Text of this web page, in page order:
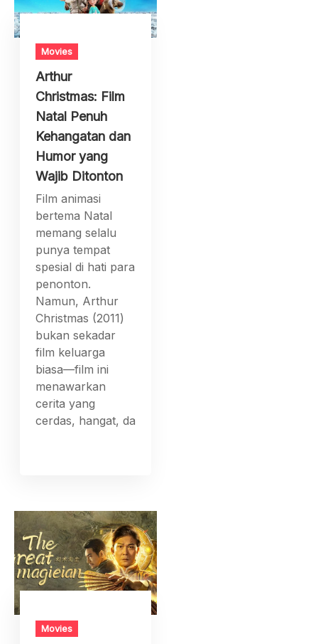
Movies
Arthur
Christmas: Film
Natal Penuh
Kehangatan dan
Humor yang
Wajib Ditonton
Film animasi
bertema Natal
memang selalu
punya tempat
spesial di hati para
penonton.
Namun, Arthur
Christmas (2011)
bukan sekadar
film keluarga
biasa—film ini
menawarkan
cerita yang
cerdas, hangat, da
Movies